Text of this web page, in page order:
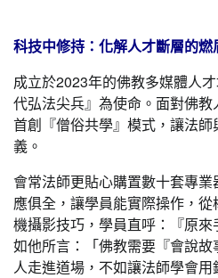
科技中修持：化解人才斷層的燃
成立於2023年的佛教多媒體人
代弘法尖兵』為使命。面對佛
首創『僧俗共學』模式，讓法
義。
會常法師更貼心購置數十套專
應俱全，讓學員能實際操作，
機攝影技巧，學員直呼：『原
如他所言：「佛教需要『會說
人走進道場，不如讓法師學會用